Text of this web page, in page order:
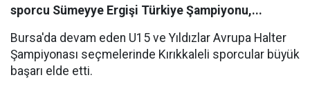
sporcu Sümeyye Ergişi Türkiye Şampiyonu,...
Bursa'da devam eden U15 ve Yıldızlar Avrupa Halter
Şampiyonası seçmelerinde Kırıkkaleli sporcular büyük
başarı elde etti.